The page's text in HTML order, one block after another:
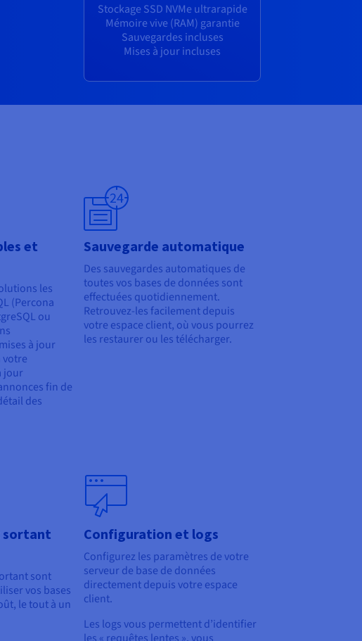
Stockage SSD NVMe ultrarapide
Mémoire vive (RAM) garantie
Sauvegardes incluses
Mises à jour incluses
et
les
(Percona
ou
à jour
votre
jour
fin de
des
Sauvegarde automatique
Des sauvegardes automatiques de
toutes vos bases de données sont
effectuées quotidiennement.
Retrouvez-les facilement depuis
votre espace client, où vous pourrez
les restaurer ou les télécharger.
sortant
sont
vos bases
le tout à un
Configuration et logs
Configurez les paramètres de votre
serveur de base de données
directement depuis votre espace
client.
Les logs vous permettent d’identifier